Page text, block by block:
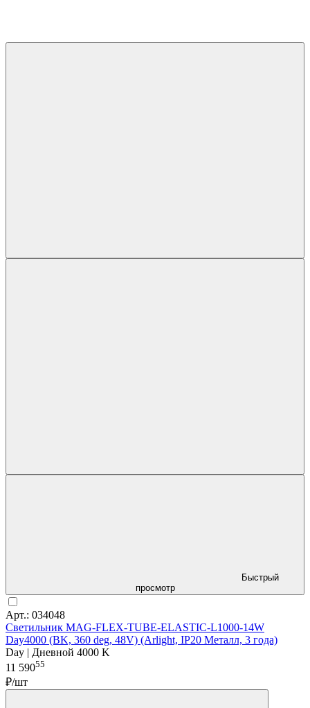
Быстрый
просмотр
Арт.: 034048
Светильник MAG-FLEX-TUBE-ELASTIC-L1000-14W
Day4000 (BK, 360 deg, 48V) (Arlight, IP20 Металл, 3 года)
Day | Дневной 4000 K
11 59055
₽/шт